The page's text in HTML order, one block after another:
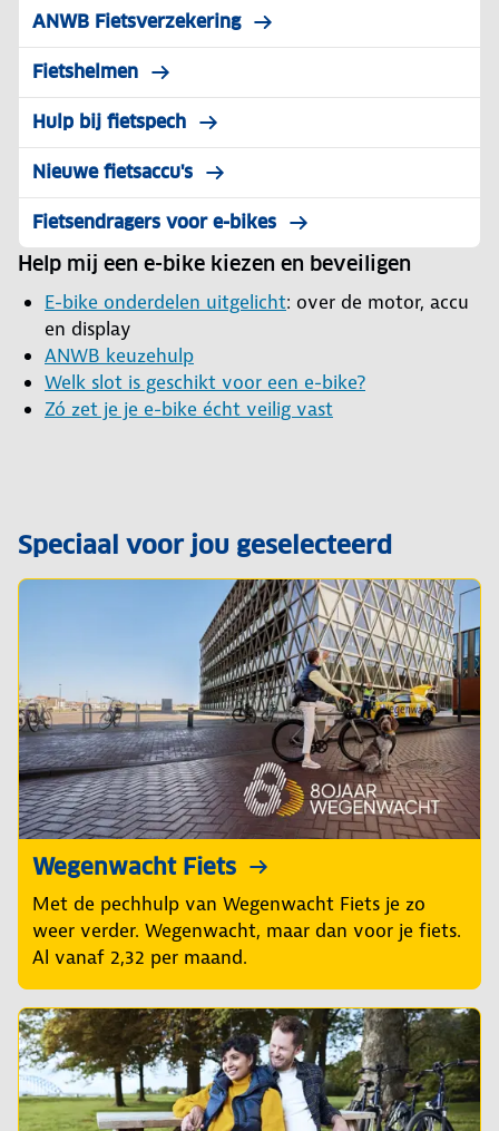
ANWB Fietsverzekering
Fietshelmen
Hulp bij fietspech
Nieuwe fietsaccu's
Fietsendragers voor e-bikes
Help mij een e-bike kiezen en beveiligen
E-bike onderdelen uitgelicht: over de motor, accu
en display
ANWB keuzehulp
Welk slot is geschikt voor een e-bike?
Zó zet je je e-bike écht veilig vast
Speciaal voor jou geselecteerd
Wegenwacht Fiets
Met de pechhulp van Wegenwacht Fiets je zo
weer verder. Wegenwacht, maar dan voor je fiets.
Al vanaf 2,32 per maand.